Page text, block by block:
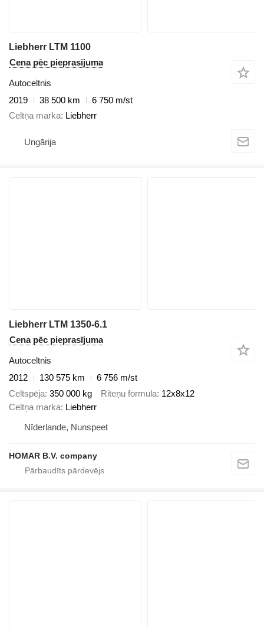
Liebherr LTM 1100
Cena pēc pieprasījuma
Autoceltnis
2019
38 500 km
6 750 m/st
Celtņa marka Liebherr
Ungārija
Liebherr LTM 1350-6.1
Cena pēc pieprasījuma
Autoceltnis
2012
130 575 km
6 756 m/st
Celtspēja 350 000 kg Riteņu formula 12x8x12
Celtņa marka Liebherr
Nīderlande, Nunspeet
HOMAR B.V. company